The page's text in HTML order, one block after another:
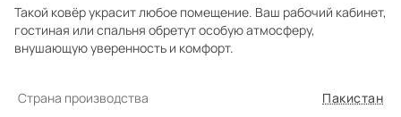
Такой ковёр украсит любое помещение. Ваш рабочий кабинет,
гостиная или спальня обретут особую атмосферу,
внушающую уверенность и комфорт.
Страна производства
Пакистан